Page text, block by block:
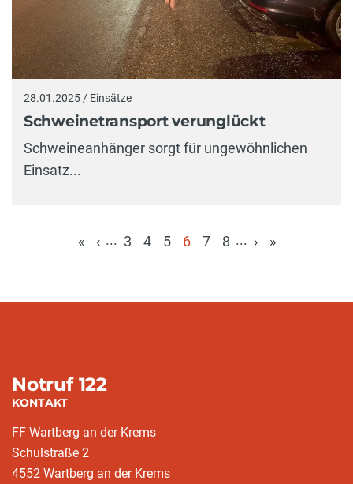
28.01.2025 / Einsätze
Schweinetransport verunglückt
Schweineanhänger sorgt für ungewöhnlichen
Einsatz...
« ‹ ... 3 4 5
6
7 8 ... › »
Notruf 122
KONTAKT
FF Wartberg an der Krems
Schulstraße 2
4552 Wartberg an der Krems